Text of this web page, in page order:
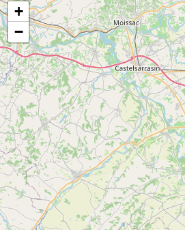
N°4 Sentier du bout de la forêt VTT
CONTRAZY
+
−